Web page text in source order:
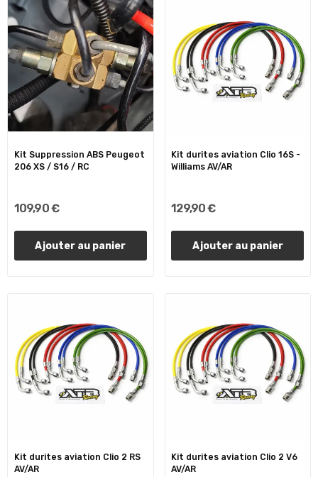
Kit Suppression ABS Peugeot
206 XS / S16 / RC
109,90 €
Ajouter au panier
Kit durites aviation Clio 16S -
Williams AV/AR
129,90 €
Ajouter au panier
Kit durites aviation Clio 2 RS
AV/AR
Kit durites aviation Clio 2 V6
AV/AR